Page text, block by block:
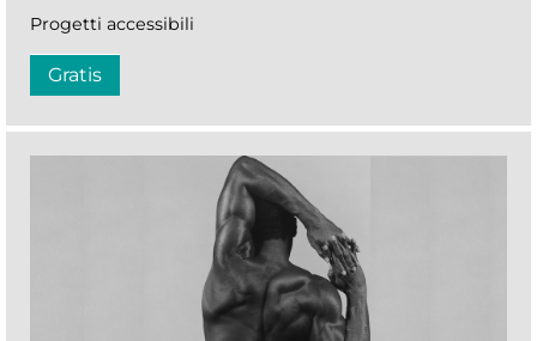
Progetti accessibili
Gratis